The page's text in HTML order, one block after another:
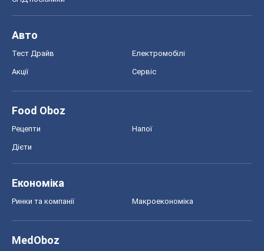
Авто
Тест Драйв Електромобілі
Акції Сервіс
Food Oboz
Рецепти Напої
Дієти
Економіка
Ринки та компанії Макроекономіка
MedOboz